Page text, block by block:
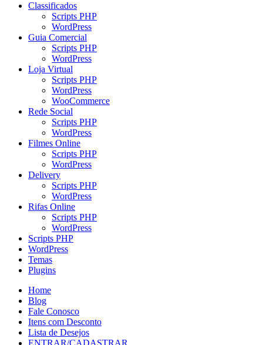
Classificados
Scripts PHP
WordPress
Guia Comercial
Scripts PHP
WordPress
Loja Virtual
Scripts PHP
WordPress
WooCommerce
Rede Social
Scripts PHP
WordPress
Filmes Online
Scripts PHP
WordPress
Delivery
Scripts PHP
WordPress
Rifas Online
Scripts PHP
WordPress
Scripts PHP
WordPress
Temas
Plugins
Home
Blog
Fale Conosco
Itens com Desconto
Lista de Desejos